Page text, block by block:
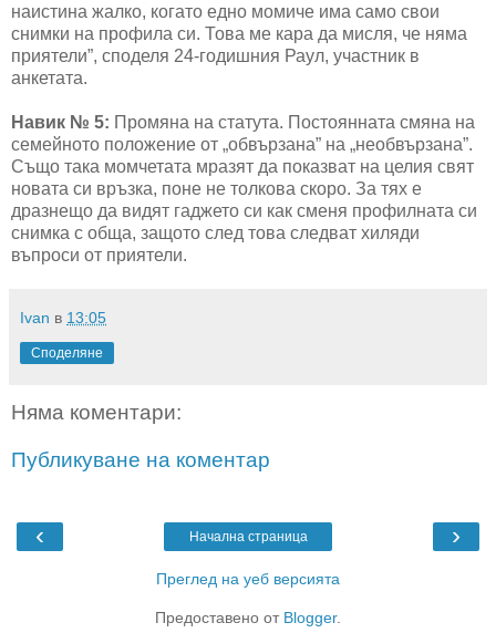
наистина жалко, когато едно момиче има само свои
снимки на профила си. Това ме кара да мисля, че няма
приятели”, споделя 24-годишния Раул, участник в
анкетата.
Навик № 5: Промяна на статута. Постоянната смяна на
семейното положение от „обвързана” на „необвързана”.
Също така момчетата мразят да показват на целия свят
новата си връзка, поне не толкова скоро. За тях е
дразнещо да видят гаджето си как сменя профилната си
снимка с обща, защото след това следват хиляди
въпроси от приятели.
Ivan в 13:05
Споделяне
Няма коментари:
Публикуване на коментар
‹ ›
Начална страница
Преглед на уеб версията
Предоставено от Blogger.